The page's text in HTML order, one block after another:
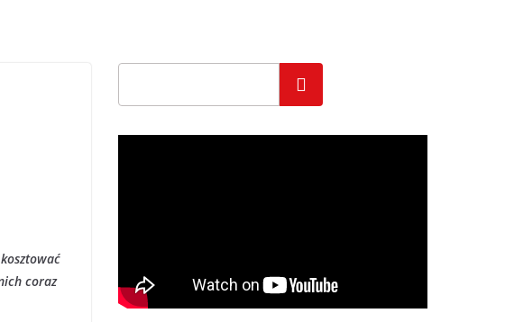
coraz
Szukaj